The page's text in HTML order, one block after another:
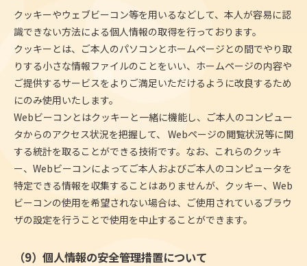
クッキーやウェブビーコン等を用いるなどして、本人が容易に認
識できない方法による個人情報の取得を行っております。
クッキーとは、ご本人のパソコンとホームページとの間でやり取
りする小さな情報ファイルのことをいい、ホームページの内容や
ご提供するサービスをよりご満足いただけるように改良するため
にのみ使用いたします。
Webビーコンとはクッキーと一緒に機能し、ご本人のコンピュー
タからのアクセス状況を把握して、 Webページの閲覧状況等に関
する統計を取ることができる技術です。なお、これらのクッキ
ー、Webビーコンによってご本人およびご本人のコンピュータを
特定できる情報を収集することはありませんが、クッキー、Web
ビーコンの使用を希望されない場合は、ご使用されているブラウ
ザの設定を行うことで使用を中止することができます。
（9）個人情報の安全管理措置について